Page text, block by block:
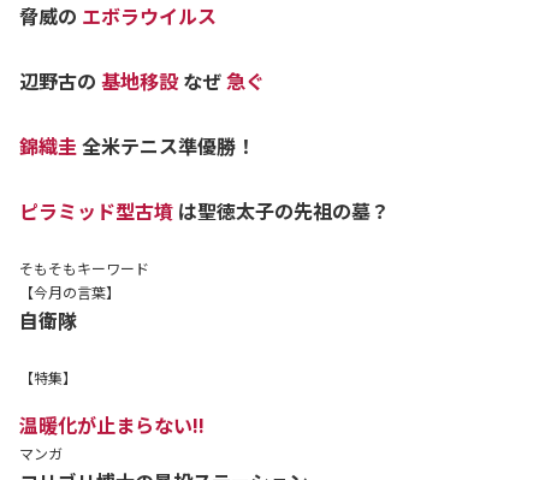
脅威の エボラウイルス
辺野古の 基地移設なぜ急ぐ
錦織圭全米テニス準優勝！
ピラミッド型古墳 は聖徳太子の先祖の墓？
そもそもキーワード
【今月の言葉】
自衛隊
【特集】
温暖化が止まらない!!
マンガ